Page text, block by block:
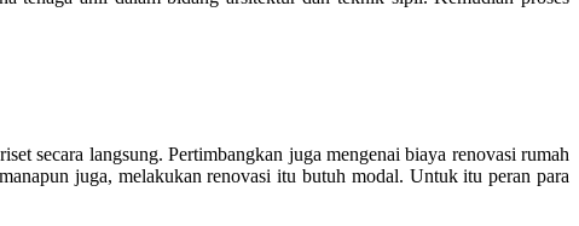
secara langsung. Pertimbangkan juga mengenai biaya renovasi rumah
juga, melakukan renovasi itu butuh modal. Untuk itu peran para